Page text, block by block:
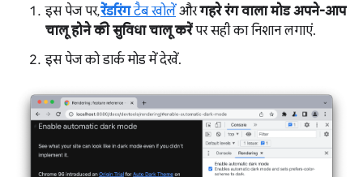
इस पेज पर,रेंडरिंगटैब खोलेंऔरगहरे रंग वाला मोड अपने-आप
चालू होने की सुविधा चालू करेंपर सही का निशान लगाएं.
इस पेज को डार्क मोड में देखें.